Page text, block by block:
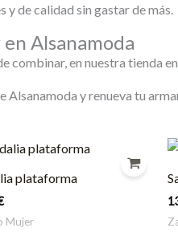
de calidad sin gastar de más.
Alsanamoda
combinar, en nuestra tienda
Alsanamoda y renueva tu
plataforma
Mujer